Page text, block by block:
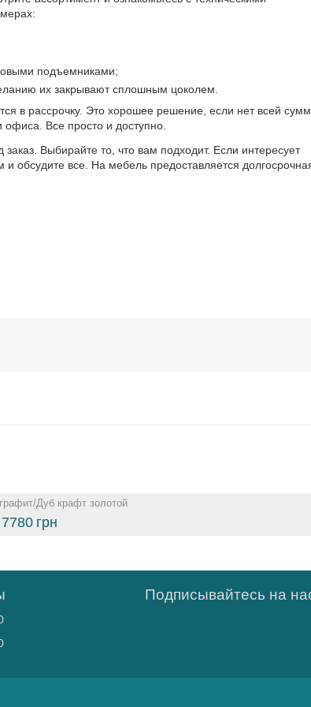
подъемниками;
их закрывают сплошным цоколем.
в рассрочку. Это хорошее решение, если нет всей
Все просто и доступно.
Выбирайте то, что вам подходит. Если интересует
обсудите все. На мебель предоставляется
Дуб крафт золотой
7780 грн
Подписывайтесь на